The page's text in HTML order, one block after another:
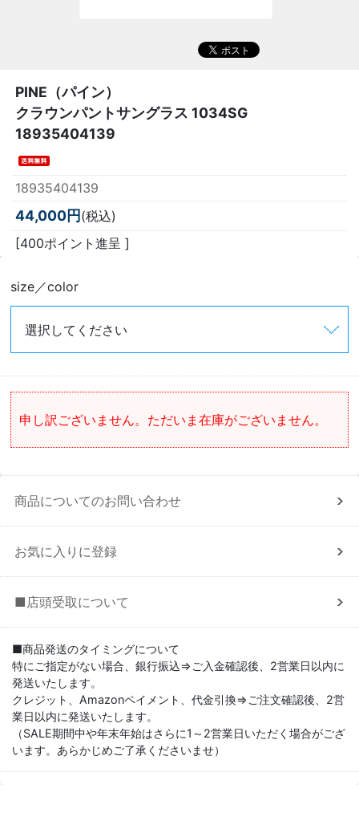
PINE（パイン）
クラウンパントサングラス 1034SG
18935404139
18935404139
44,000円(税込)
[400ポイント進呈 ]
size／color
申し訳ございません。ただいま在庫がございません。
商品についてのお問い合わせ
お気に入りに登録
■店頭受取について
■商品発送のタイミングについて
特にご指定がない場合、銀行振込⇒ご入金確認後、2営業日以内に
発送いたします。
クレジット、Amazonペイメント、代金引換⇒ご注文確認後、2営
業日以内に発送いたします。
（SALE期間中や年末年始はさらに1～2営業日いただく場合がござ
います。あらかじめご了承くださいませ）